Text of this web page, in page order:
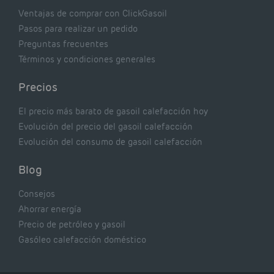
Ventajas de comprar con ClickGasoil
Pasos para realizar un pedido
Preguntas frecuentes
Términos y condiciones generales
Precios
El precio más barato de gasoil calefacción hoy
Evolución del precio del gasoil calefacción
Evolución del consumo de gasoil calefacción
Blog
Consejos
Ahorrar energía
Precio de petróleo y gasoil
Gasóleo calefacción doméstico